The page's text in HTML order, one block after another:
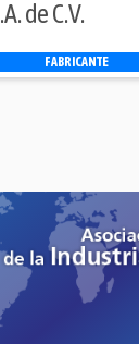
de C.V.
FABRICANTE